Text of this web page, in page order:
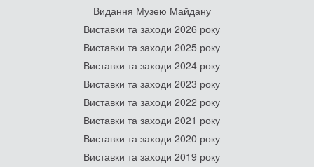
Видання Музею Майдану
Виставки та заходи 2026 року
Виставки та заходи 2025 року
Виставки та заходи 2024 року
Виставки та заходи 2023 року
Виставки та заходи 2022 року
Виставки та заходи 2021 року
Виставки та заходи 2020 року
Виставки та заходи 2019 року